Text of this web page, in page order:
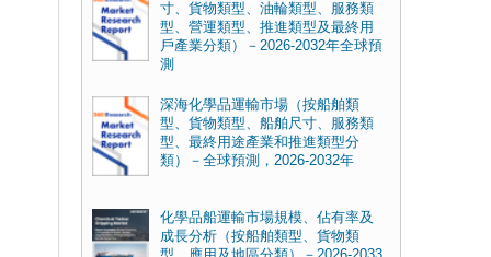
寸、貨物類型、油輪類型、服務類
型、營運類型、推進類型及最終用
戶產業分類）－2026-2032年全球預
測
深海化學品運輸市場（按船舶類
型、貨物類型、船舶尺寸、服務類
型、最終用途產業和推進類型分
類）－全球預測，2026-2032年
化學品船運輸市場規模、佔有率及
成長分析（按船舶類型、貨物類